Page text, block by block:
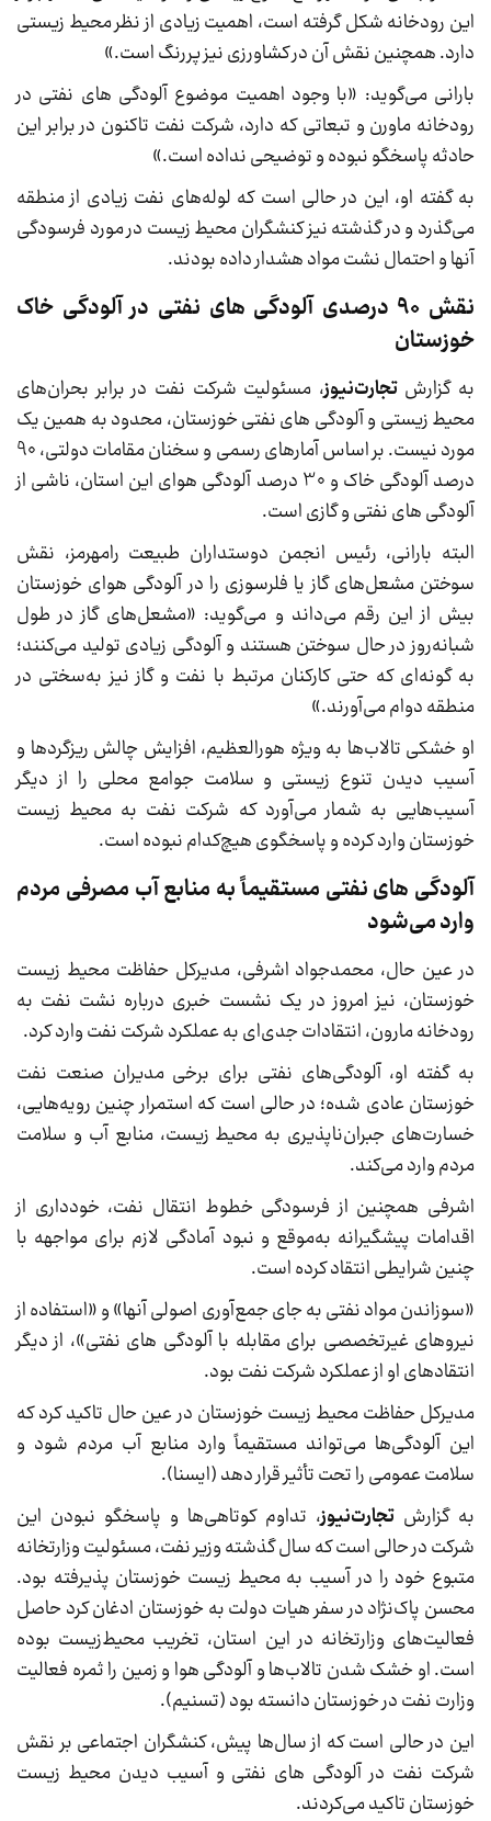
این رودخانه شکل گرفته است، اهمیت زیادی از نظر محیط زیستی
دارد. همچنین نقش آن در کشاورزی نیز پررنگ است.»
بارانی می‌گوید: «با وجود اهمیت موضوع آلودگی های نفتی در
رودخانه ماورن و تبعاتی که دارد، شرکت نفت تاکنون در برابر این
حادثه پاسخگو نبوده و توضیحی نداده است.»
به گفته او، این در حالی است که لوله‌های نفت زیادی از منطقه
می‌گذرد و در گذشته نیز کنشگران محیط زیست در مورد فرسودگی
آنها و احتمال نشت مواد هشدار داده بودند.
نقش 90 درصدی آلودگی های نفتی در آلودگی خاک
خوزستان
به گزارشتجارت‌نیوز، مسئولیت شرکت نفت در برابر بحران‌های
محیط زیستی و آلودگی ‌های نفتی خوزستان، محدود به همین یک
مورد نیست. بر اساس آمارهای رسمی و سخنان مقامات دولتی، 90
درصد آلودگی خاک و 30 درصد آلودگی هوای این استان، ناشی از
آلودگی های نفتی و گازی است.
البته بارانی، رئیس انجمن دوستداران طبیعت رامهرمز، نقش
سوختن مشعل‌های گاز یا فلرسوزی را در آلودگی هوای خوزستان
بیش از این رقم می‌داند و می‌گوید: «مشعل‌های گاز در طول
شبانه‌روز در حال سوختن هستند و آلودگی زیادی تولید می‌کنند؛
به گونه‌ای که حتی کارکنان مرتبط با نفت و گاز نیز به‌سختی در
منطقه دوام می‌آورند.»
او خشکی تالاب‌ها به ویژه هورالعظیم، افزایش چالش ریزگردها و
آسیب دیدن تنوع زیستی و سلامت جوامع محلی را از دیگر
آسیب‌هایی به شمار می‌آورد که شرکت نفت به محیط زیست
خوزستان وارد کرده و پاسخگوی هیچ‌کدام نبوده است.
آلودگی های نفتی مستقیماً به منابع آب مصرفی مردم
وارد می‌شود
در عین حال، محمدجواد اشرفی، مدیرکل حفاظت محیط زیست
خوزستان، نیز امروز در یک نشست خبری درباره نشت نفت به
رودخانه مارون، انتقادات جدی‌ای به عملکرد شرکت نفت وارد کرد.
به گفته او، آلودگی‌های نفتی برای برخی مدیران صنعت نفت
خوزستان عادی شده؛ در حالی است که استمرار چنین رویه‌هایی،
خسارت‌های جبران‌ناپذیری به محیط زیست، منابع آب و سلامت
مردم وارد می‌کند.
اشرفی همچنین از فرسودگی خطوط انتقال نفت، خودداری از
اقدامات پیشگیرانه به‌موقع و نبود آمادگی لازم برای مواجهه با
چنین شرایطی انتقاد کرده است.
«سوزاندن مواد نفتی به جای جمع‌آوری اصولی آنها» و «استفاده از
نیروهای غیرتخصصی برای مقابله با آلودگی های نفتی»، از دیگر
انتقادهای او از عملکرد شرکت نفت بود.
مدیرکل حفاظت محیط زیست خوزستان در عین حال تاکید کرد که
این آلودگی‌ها می‌تواند مستقیماً وارد منابع آب مردم شود و
سلامت عمومی را تحت تأثیر قرار دهد (ایسنا).
به گزارش تجارت‌نیوز، تداوم کوتاهی‌ها و پاسخگو نبودن این
شرکت در حالی است که سال گذشته وزیر نفت، مسئولیت وزارتخانه
متبوع خود را در آسیب به محیط زیست خوزستان پذیرفته بود.
محسن پاک‌نژاد در سفر هیات دولت به خوزستان ادغان کرد حاصل
فعالیت‌های وزارتخانه در این استان، تخریب محیط‌زیست بوده
است. او خشک شدن تالاب‌ها و آلودگی هوا و زمین را ثمره فعالیت
وزارت نفت در خوزستان دانسته بود (تسنیم).
این در حالی است که از سال‌ها پیش، کنشگران اجتماعی بر نقش
شرکت نفت در آلودگی های نفتی و آسیب دیدن محیط زیست
خوزستان تاکید می‌کردند.